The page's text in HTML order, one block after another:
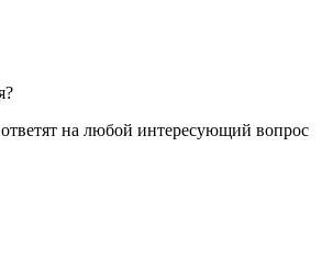
на любой интересующий вопрос